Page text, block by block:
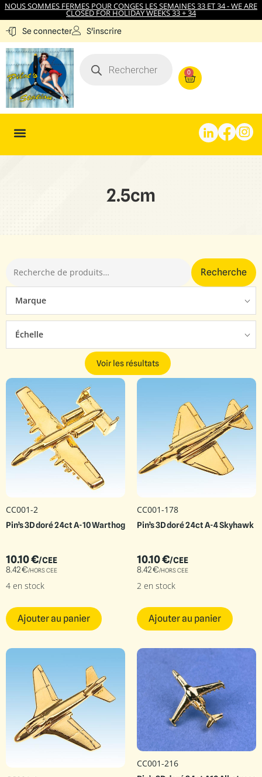
NOUS SOMMES FERMES POUR CONGES LES SEMAINES 33 ET 34 - WE ARE
CLOSED FOR HOLIDAY WEEKS 33 + 34
Se connecter S'inscrire
0
2.5cm
Recherche
Marque
Échelle
Voir les résultats
CC001-2
Pin’s 3D doré 24ct A-10 Warthog
10.10€/CEE
8.42€/HORS CEE
4 en stock
Ajouter au panier
CC001-178
Pin’s 3D doré 24ct A-4 Skyhawk
10.10€/CEE
8.42€/HORS CEE
2 en stock
Ajouter au panier
CC001-216